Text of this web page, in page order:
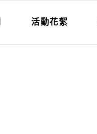
活動花絮